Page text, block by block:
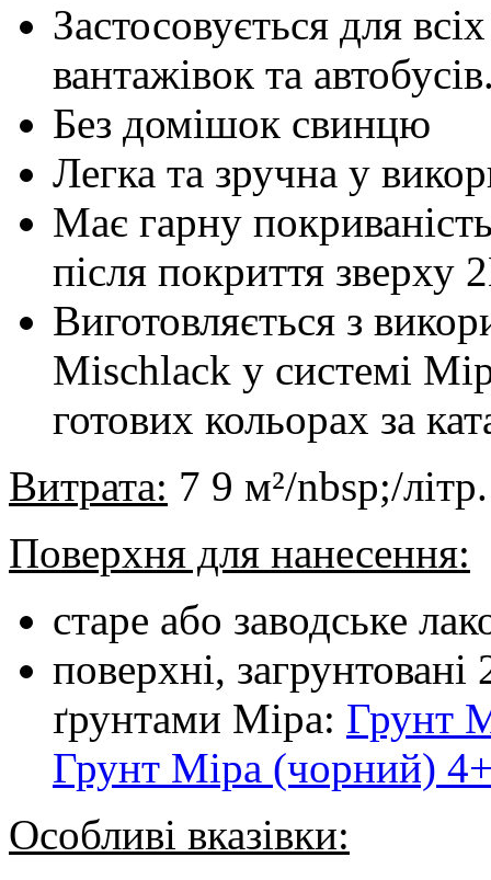
Застосовується для
вантажівок та
Без домішок свинцю
Легка та зручна у
Має гарну
після покриття
Виготовляється з
Mischlack у системі
готових кольорах за
Витрата: 7 9 м²/nbsp;/літр.
Поверхня для нанесення:
старе або заводське
поверхні,
ґрунтами Mipa: Грунт
Грунт Mipa (чорний)
Особливі вказівки: